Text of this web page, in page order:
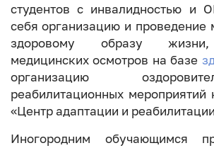
студентов с инвалидностью и
себя организацию и проведение
здоровому образу жизни,
медицинских осмотров на базе
организацию
реабилитационных
«Центр адаптации и
Иногородним обучающимся